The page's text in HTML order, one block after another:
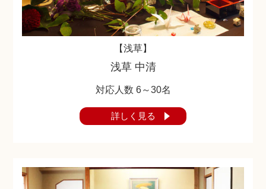
【浅草】
浅草 中清
対応人数 6～30名
詳しく見る